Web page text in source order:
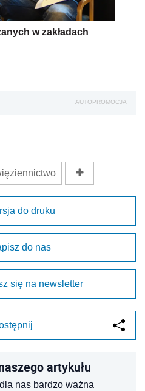
w zakładach
AUTOPROMOCJA
do druku
do nas
się na newsletter
artykułu
nas bardzo ważna